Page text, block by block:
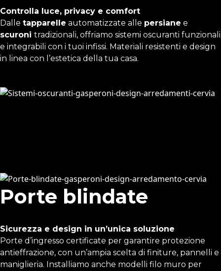
Controlla luce, privacy e comfort
Dalle tapparelle automatizzate alle persiane e
scuroni tradizionali, offriamo sistemi oscuranti funzionali
e integrabili con i tuoi infissi. Materiali resistenti e design
in linea con l’estetica della tua casa.
Porte blindate
Sicurezza e design in un’unica soluzione
Porte d’ingresso certificate per garantire protezione
antieffrazione, con un’ampia scelta di finiture, pannelli e
maniglieria. Installiamo anche modelli filo muro per